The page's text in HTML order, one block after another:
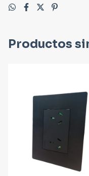
Productos